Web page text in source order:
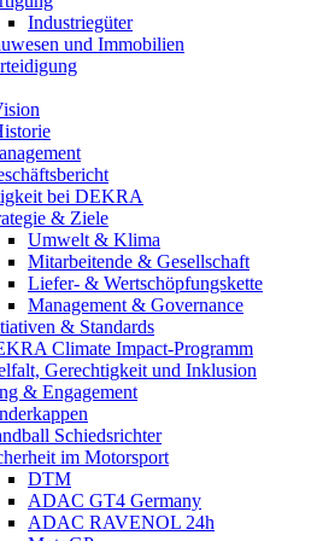
Industriegüter
und Immobilien
bei DEKRA
& Ziele
Umwelt & Klima
Mitarbeitende & Gesellschaft
Liefer- & Wertschöpfungskette
Management & Governance
& Standards
Climate Impact-Programm
Gerechtigkeit und Inklusion​
& Engagement
Schiedsrichter
im Motorsport
DTM
ADAC GT4 Germany
ADAC RAVENOL 24h